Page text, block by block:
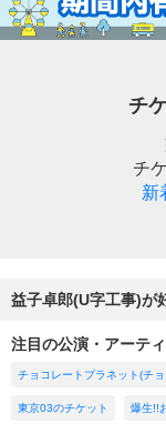
チ
チ
新
益子卓郎(U字工事)が
注目の公演・アーテ
チョコレートプラネット(チ
東京03のチケット 爆生!!